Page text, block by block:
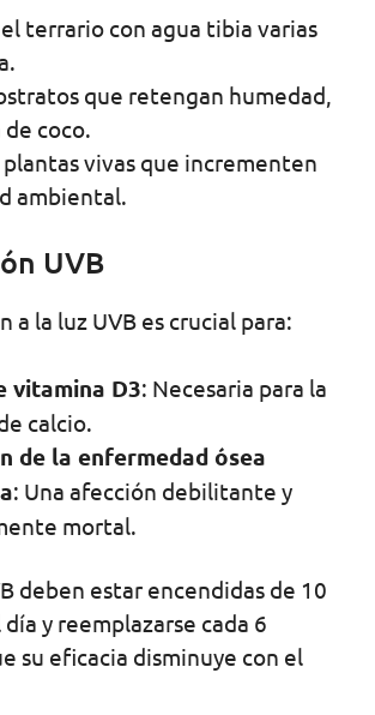
terrario con agua tibia varias
que retengan humedad,
coco.
vivas que incrementen
ambiental.
UVB
a la luz UVB es crucial para:
vitamina D3: Necesaria para la
calcio.
de la enfermedad ósea
: Una afección debilitante y
mortal.
deben estar encendidas de 10
y reemplazarse cada 6
su eficacia disminuye con el